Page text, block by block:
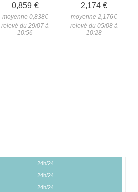
0,859 €
moyenne 0,838€
relevé du 29/07 à
10:56
2,174 €
moyenne 2,176€
relevé du 05/08 à
10:28
24h/24
24h/24
24h/24